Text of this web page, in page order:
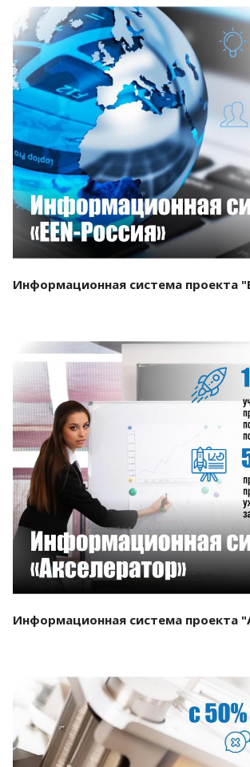
Смотреть проект
Информационная система проекта
Смотреть проект
Информационная система проекта